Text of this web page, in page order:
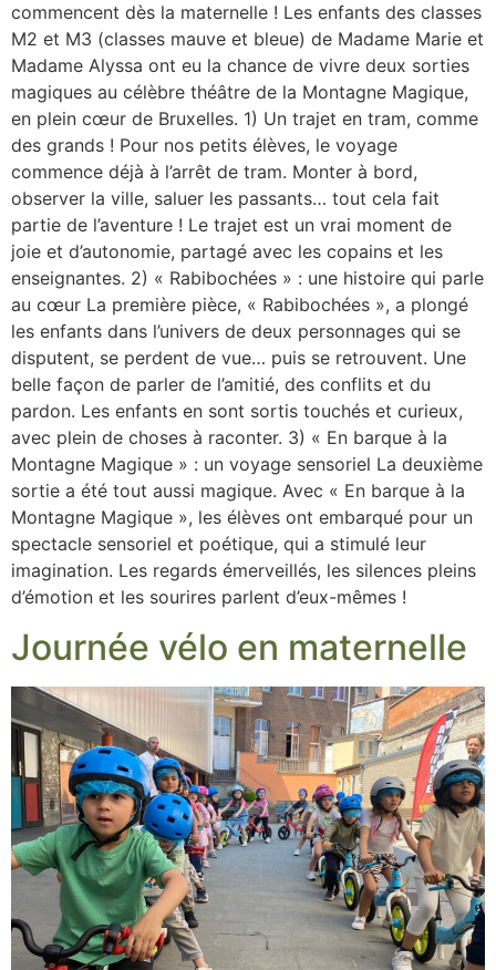
commencent dès la maternelle ! Les enfants des classes
M2 et M3 (classes mauve et bleue) de Madame Marie et
Madame Alyssa ont eu la chance de vivre deux sorties
magiques au célèbre théâtre de la Montagne Magique,
en plein cœur de Bruxelles. 1) Un trajet en tram, comme
des grands ! Pour nos petits élèves, le voyage
commence déjà à l’arrêt de tram. Monter à bord,
observer la ville, saluer les passants… tout cela fait
partie de l’aventure ! Le trajet est un vrai moment de
joie et d’autonomie, partagé avec les copains et les
enseignantes. 2) « Rabibochées » : une histoire qui parle
au cœur La première pièce, « Rabibochées », a plongé
les enfants dans l’univers de deux personnages qui se
disputent, se perdent de vue… puis se retrouvent. Une
belle façon de parler de l’amitié, des conflits et du
pardon. Les enfants en sont sortis touchés et curieux,
avec plein de choses à raconter. 3) « En barque à la
Montagne Magique » : un voyage sensoriel La deuxième
sortie a été tout aussi magique. Avec « En barque à la
Montagne Magique », les élèves ont embarqué pour un
spectacle sensoriel et poétique, qui a stimulé leur
imagination. Les regards émerveillés, les silences pleins
d’émotion et les sourires parlent d’eux-mêmes !
Journée vélo en maternelle